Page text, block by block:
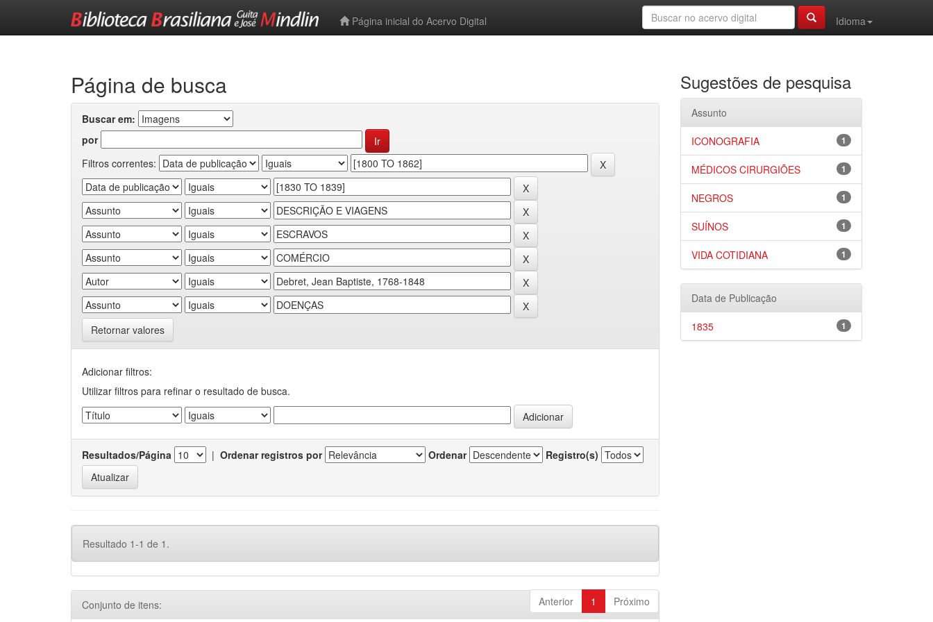
Página inicial do Acervo Digital
Idioma
Página de busca
Buscar em:
por
Filtros correntes:
Retornar valores
Adicionar filtros:
Utilizar filtros para refinar o resultado de busca.
Resultados/Página | Ordenar registros por Ordenar Registro(s)
Resultado 1-1 de 1.
Anterior 1 Próximo
Conjunto de itens:
Sugestões de pesquisa
Assunto
1
ICONOGRAFIA
1
MÉDICOS CIRURGIÕES
1
NEGROS
1
SUÍNOS
1
VIDA COTIDIANA
Data de Publicação
1
1835